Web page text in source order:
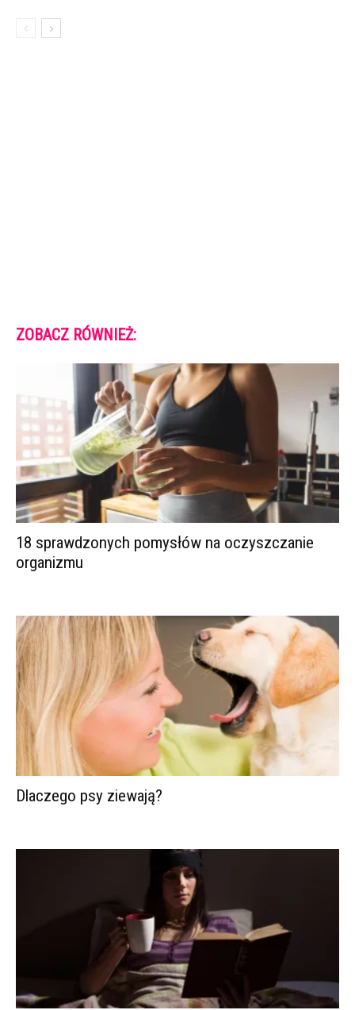
ZOBACZ RÓWNIEŻ:
18 sprawdzonych pomysłów na oczyszczanie
organizmu
Dlaczego psy ziewają?